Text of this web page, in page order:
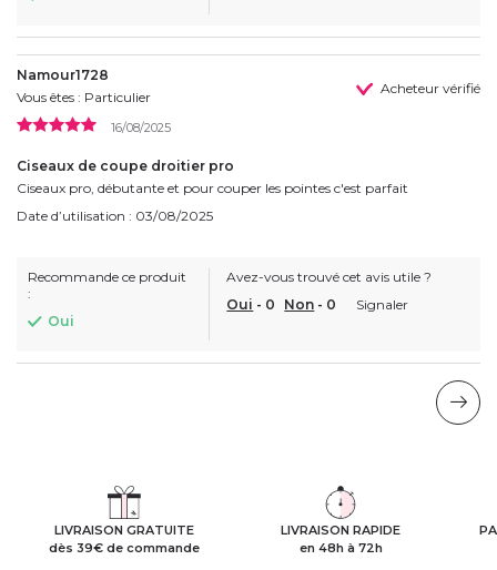
Namour1728
Vous êtes : Particulier
Acheteur vérifié
16/08/2025
Ciseaux de coupe droitier pro
Ciseaux pro, débutante et pour couper les pointes c'est parfait
Date d’utilisation : 03/08/2025
Recommande ce produit
:
Oui
Avez-vous trouvé cet avis utile ?
Oui - 0 Non - 0 Signaler
LIVRAISON GRATUITE
dès 39€ de commande
LIVRAISON RAPIDE
en 48h à 72h